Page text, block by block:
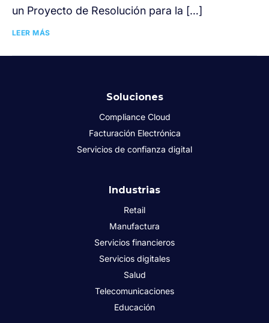
un Proyecto de Resolución para la […]
LEER MÁS
Soluciones
Compliance Cloud
Facturación Electrónica
Servicios de confianza digital
Industrias
Retail
Manufactura
Servicios financieros
Servicios digitales
Salud
Telecomunicaciones
Educación